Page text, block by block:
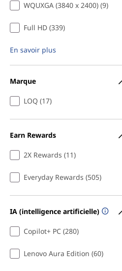
WQUXGA (3840 x 2400) (9)
Full HD (339)
En savoir plus
Marque
LOQ (17)
Earn Rewards
2X Rewards (11)
Everyday Rewards (505)
IA (intelligence artificielle)
Copilot+ PC (280)
Lenovo Aura Edition (60)